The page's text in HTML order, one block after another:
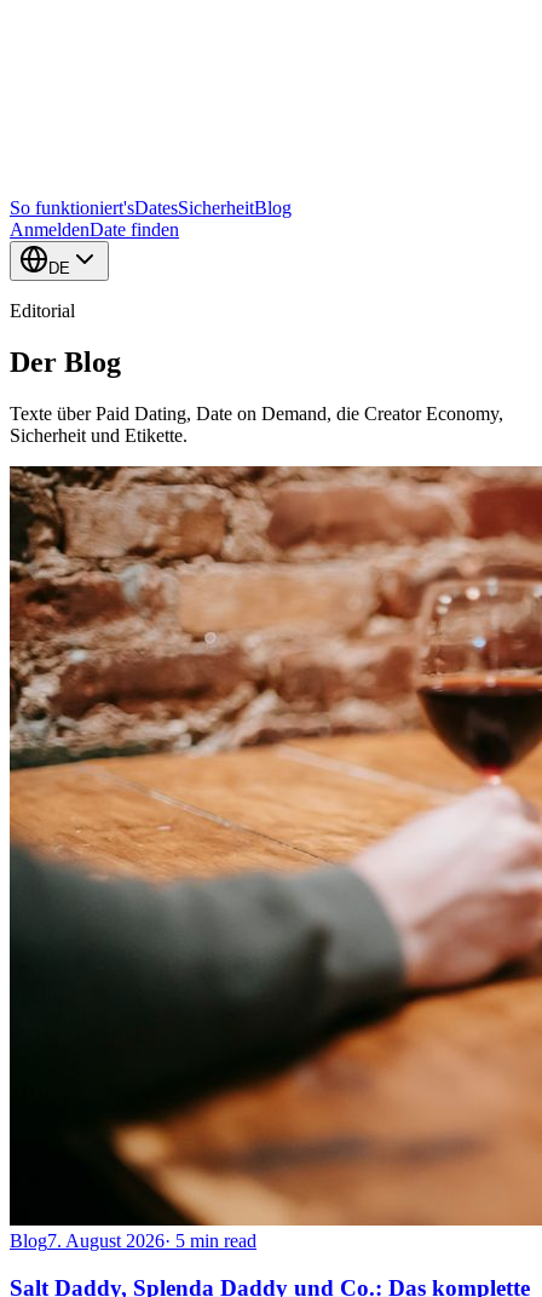
So funktioniert'sDatesSicherheitBlog
AnmeldenDate finden
DE
Editorial
Der Blog
Texte über Paid Dating, Date on Demand, die Creator Economy,
Sicherheit und Etikette.
Blog7. August 2026· 5 min read
Salt Daddy, Splenda Daddy und Co.: Das komplette